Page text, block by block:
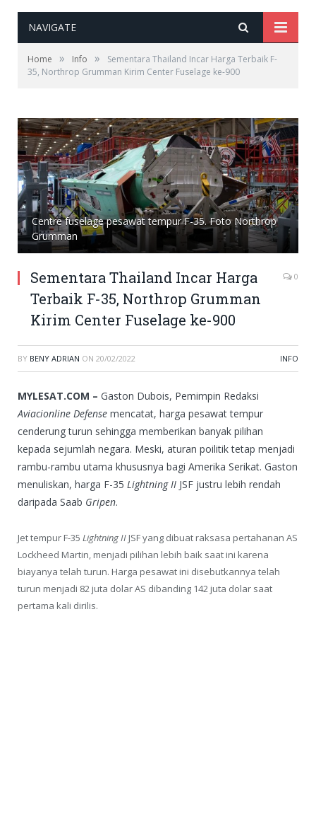
NAVIGATE
Home » Info »
Sementara Thailand Incar Harga Terbaik F-
35, Northrop Grumman Kirim Center Fuselage ke-900
Centre fuselage pesawat tempur F-35. Foto Northrop
Grumman
Sementara Thailand Incar Harga
Terbaik F-35, Northrop Grumman
Kirim Center Fuselage ke-900
0
BY BENY ADRIAN ON 20/02/2022 INFO
MYLESAT.COM – Gaston Dubois, Pemimpin Redaksi
Aviacionline Defense mencatat, harga pesawat tempur
cenderung turun sehingga memberikan banyak pilihan
kepada sejumlah negara. Meski, aturan poilitik tetap menjadi
rambu-rambu utama khususnya bagi Amerika Serikat. Gaston
menuliskan, harga F-35 Lightning II JSF justru lebih rendah
daripada Saab Gripen.
Jet tempur F-35 Lightning II JSF yang dibuat raksasa pertahanan AS
Lockheed Martin, menjadi pilihan lebih baik saat ini karena
biayanya telah turun. Harga pesawat ini disebutkannya telah
turun menjadi 82 juta dolar AS dibanding 142 juta dolar saat
pertama kali dirilis.